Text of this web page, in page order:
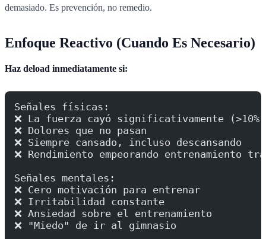
demasiado. Es prevención, no remedio.
Enfoque Reactivo (Cuando Es Necesario)
Haz deload inmediatamente si:
Señales físicas:
❌ La fuerza cayó significativamente (>10%)
❌ Dolores que no pasan
❌ Siempre cansado, incluso descansando
❌ Rendimiento empeorando entrenamiento
Señales mentales:
❌ Cero motivación para entrenar
❌ Irritabilidad constante
❌ Ansiedad sobre el entrenamiento
❌ "Miedo" de ir al gimnasio